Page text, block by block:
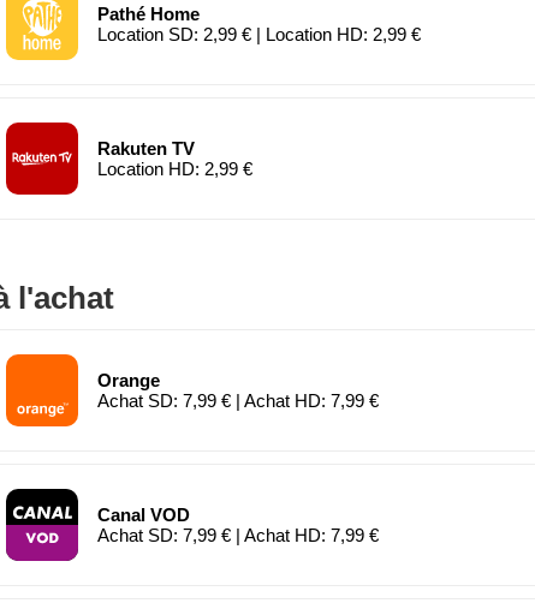
Pathé Home
Location SD: 2,99 € | Location HD: 2,99 €
Rakuten TV
Location HD: 2,99 €
l'achat
Orange
Achat SD: 7,99 € | Achat HD: 7,99 €
Canal VOD
Achat SD: 7,99 € | Achat HD: 7,99 €